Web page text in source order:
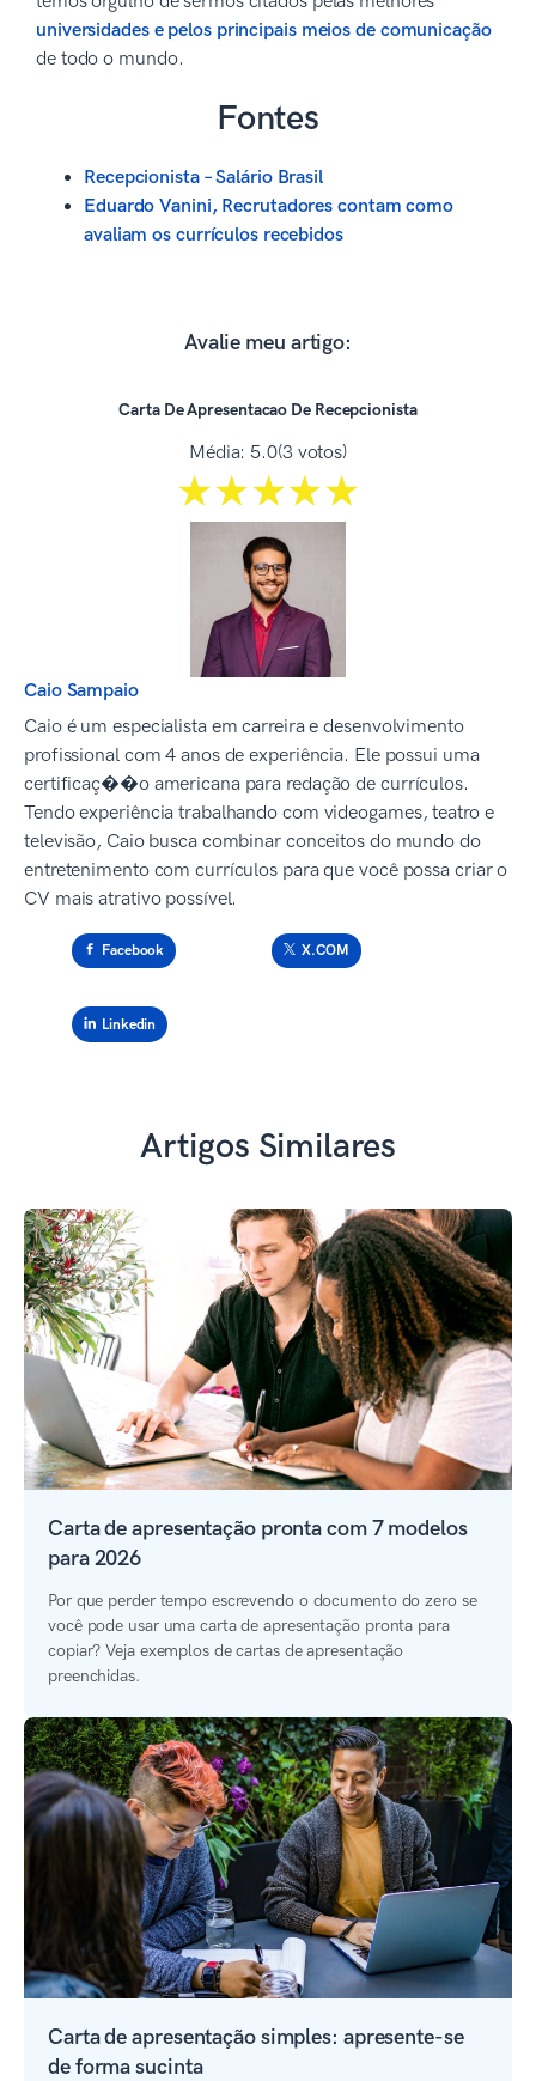
universidades e pelos principais meios de comunicação
de todo o mundo.
Fontes
Recepcionista – Salário Brasil
Eduardo Vanini, Recrutadores contam como
avaliam os currículos recebidos
Avalie meu artigo:
Carta De Apresentacao De Recepcionista
Média:5.0(3 votos)
☆☆☆☆☆
★★★★★
Caio Sampaio
Caio é um especialista em carreira e desenvolvimento
profissional com 4 anos de experiência. Ele possui uma
certificaç��o americana para redação de currículos.
Tendo experiência trabalhando com videogames, teatro e
televisão, Caio busca combinar conceitos do mundo do
entretenimento com currículos para que você possa criar o
CV mais atrativo possível.
Facebook X.COM
Linkedin
Artigos Similares
Carta de apresentação pronta com 7 modelos
para 2026
Por que perder tempo escrevendo o documento do zero se
você pode usar uma carta de apresentação pronta para
copiar? Veja exemplos de cartas de apresentação
preenchidas.
Carta de apresentação simples: apresente-se
de forma sucinta